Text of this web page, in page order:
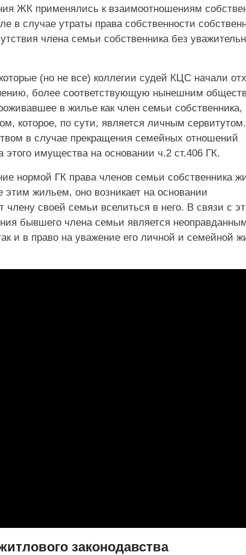
ЖК применялись к взаимоотношениям
в случае утраты права собственности
члена семьи собственника без
(но не все) коллегии судей КЦС начали
более соответствующую нынешним
в жилье как член семьи собственника,
которое, по сути, является личным
в случае прекращения семейных отношений
имущества на основании ч.2 ст.406 ГК.
нормой ГК права членов семьи собственника
жильем, оно возникает на основании
члену своей семьи вселиться в него. В связи с
бывшего члена семьи является
и в право на уважение его личной и семейной
законодавства